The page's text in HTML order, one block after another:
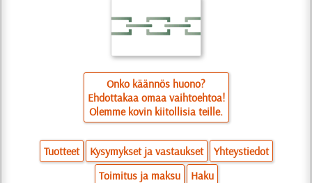
Onko käännös huono?
Ehdottakaa omaa vaihtoehtoa!
Olemme kovin kiitollisia teille.
Tuotteet Kysymykset ja vastaukset
Yhteystiedot
Toimitus ja maksu
Haku